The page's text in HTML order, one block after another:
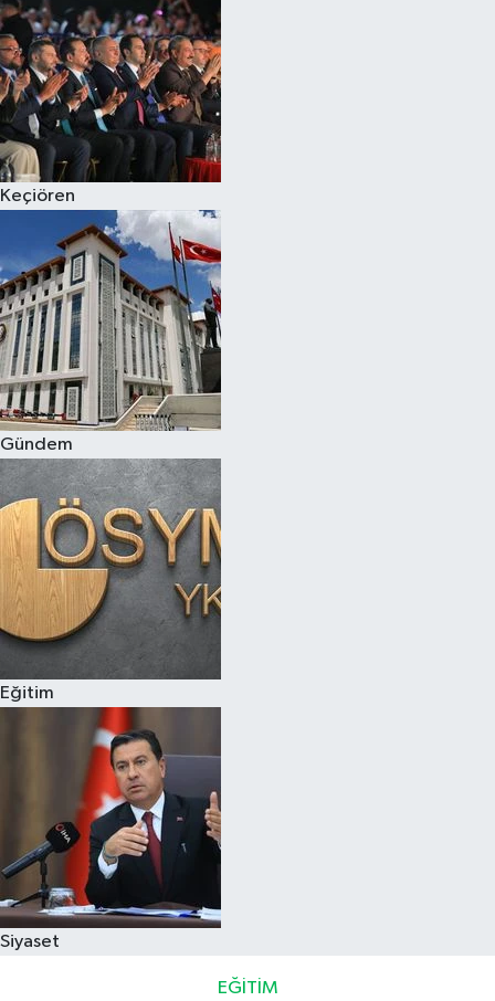
Keçiören
Gündem
Eğitim
Siyaset
EĞITIM